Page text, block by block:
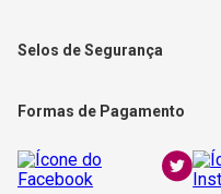
FAECAD
Nossas Lojas
17:30h
WhatsApp:
E-mail:
atendimento@cpad.com.br
Selos de Segurança
Formas de Pagamento